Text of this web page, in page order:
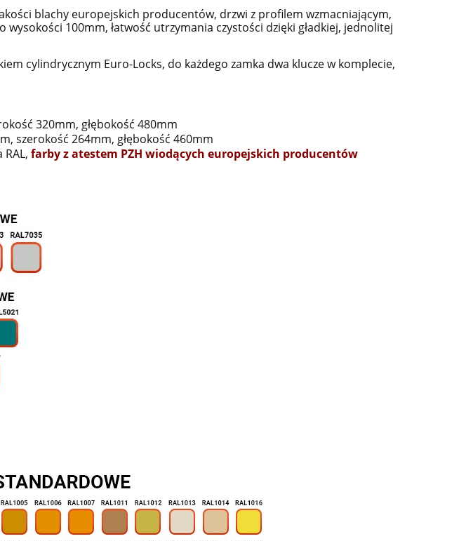
blachy europejskich producentów, drzwi z profilem wzmacniającym,
wysokości 100mm, łatwość utrzymania czystości dzięki gładkiej, jednolitej
cylindrycznym Euro-Locks, do każdego zamka dwa klucze w komplecie,
320mm, głębokość 480mm
szerokość 264mm, głębokość 460mm
farby z atestem PZH wiodących europejskich producentów